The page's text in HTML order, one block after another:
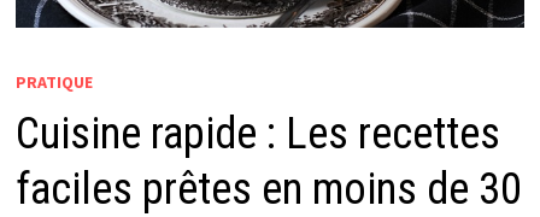
PRATIQUE
Cuisine rapide : Les recettes
faciles prêtes en moins de 30